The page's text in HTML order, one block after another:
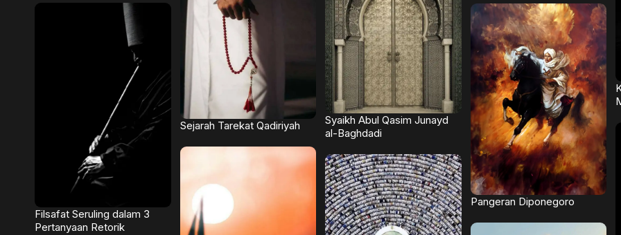
Filsafat Seruling dalam 3
Pertanyaan Retorik
Sejarah Tarekat Qadiriyah
Syaikh Abul Qasim Junayd
al-Baghdadi
Pangeran Diponegoro